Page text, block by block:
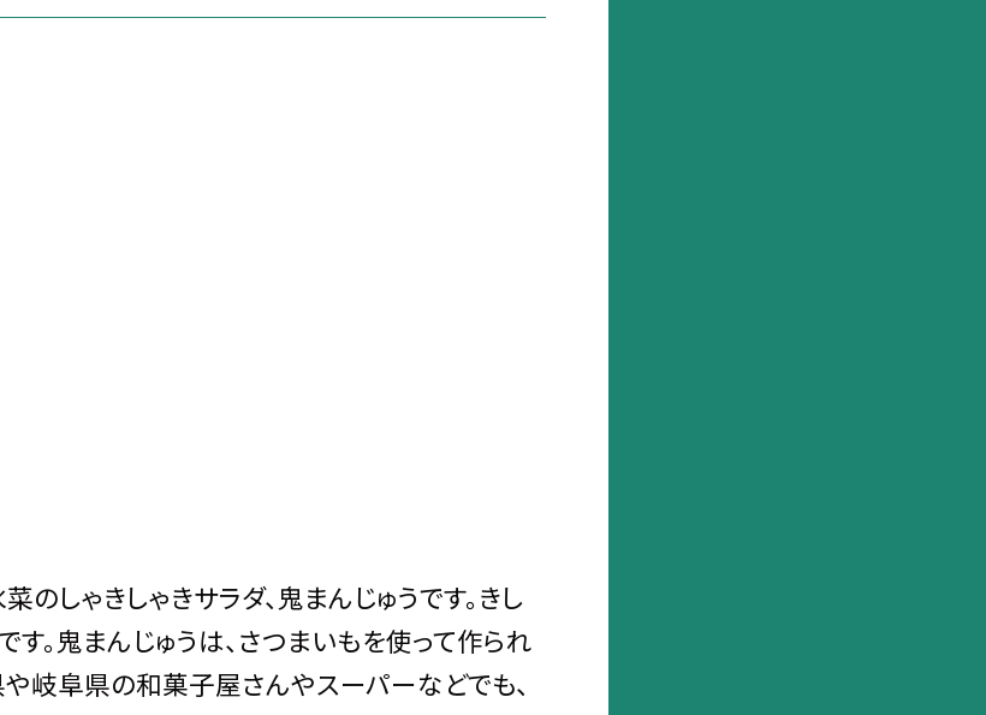
しゃきしゃきサラダ、鬼まんじゅうです。きし
。鬼まんじゅうは、さつまいもを使って作られ
岐阜県の和菓子屋さんやスーパーなどでも、